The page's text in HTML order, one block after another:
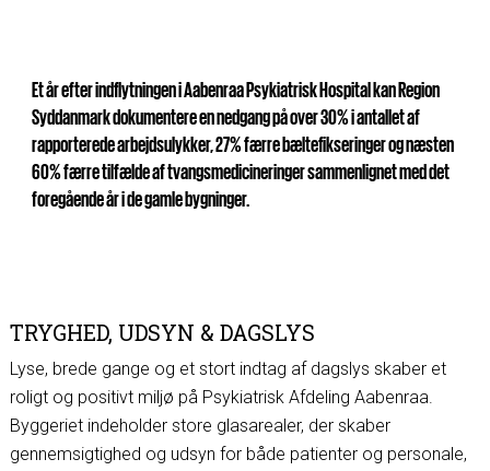
Et år efter indflytningen i Aabenraa Psykiatrisk Hospital kan Region
Syddanmark dokumentere en nedgang på over 30% i antallet af
rapporterede arbejdsulykker, 27% færre bæltefikseringer og næsten
60% færre tilfælde af tvangsmedicineringer sammenlignet med det
foregående år i de gamle bygninger.
TRYGHED, UDSYN & DAGSLYS
Lyse, brede gange og et stort indtag af dagslys skaber et
roligt og positivt miljø på Psykiatrisk Afdeling Aabenraa.
Byggeriet indeholder store glasarealer, der skaber
gennemsigtighed og udsyn for både patienter og personale,